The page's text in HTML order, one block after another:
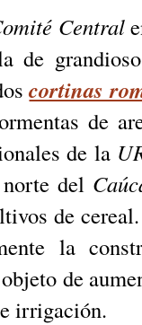
Central
de
cortinas
de
de la
del
de
la
de
irrigación.